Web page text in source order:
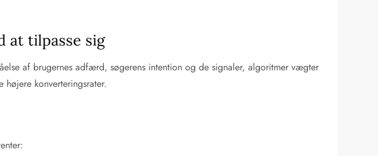
at tilpasse sig
af brugernes adfærd, søgerens intention og de signaler, algoritmer vægter
konverteringsrater.